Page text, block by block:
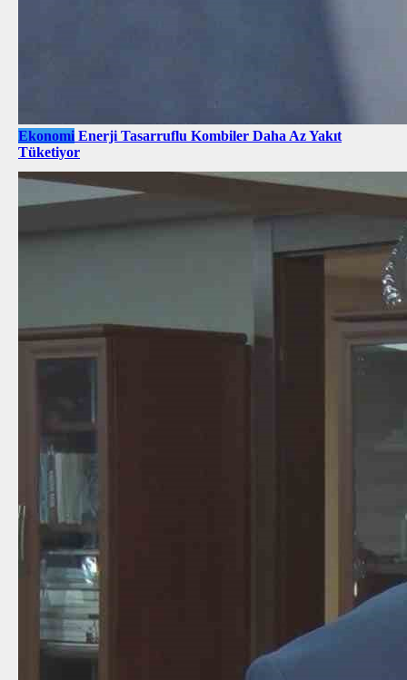
Ekonomi Enerji Tasarruflu Kombiler Daha Az Yakıt
Tüketiyor